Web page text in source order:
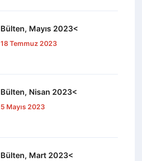
Bülten, Mayıs 2023<
18 Temmuz 2023
Bülten, Nisan 2023<
5 Mayıs 2023
Bülten, Mart 2023<